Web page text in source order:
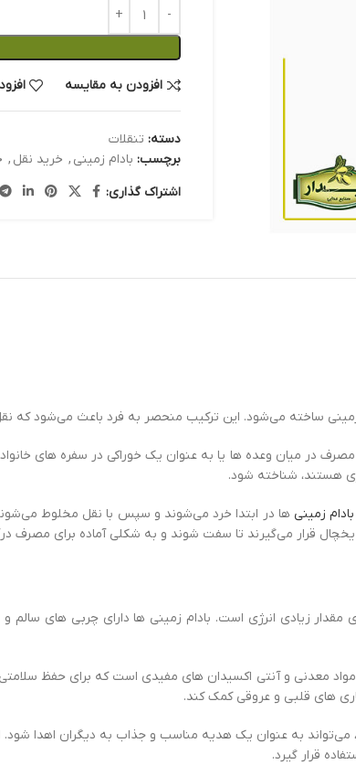
افزودن به مقایسه
دسته: تنقلات
برچسب: بادام زمینی , خرید نقل ,
اشتراک گذاری:
ساخته‌ می‌شود. این ترکیب منحصر به فرد باعث می‌شود که نقل
در میان وعده ها یا به عنوان یک خوراکی در سفره های
هستند، شناخته شود.
بادام‌ زمینی ها در ابتدا خرد می‌شوند و سپس با نقل مخلوط
قرار می‌گیرند تا سفت شوند و به شکلی آماده برای مصرف
زیادی انرژی است. بادام زمینی ها دارای چربی های
مواد معدنی و آنتی اکسیدان های مفیدی است که برای حفظ
های قلبی و عروقی کمک کند.
می‌تواند به عنوان یک هدیه مناسب و جذاب به دیگران اهدا
قرار گیرد.